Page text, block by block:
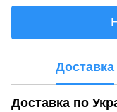
Доставка
Доставка по